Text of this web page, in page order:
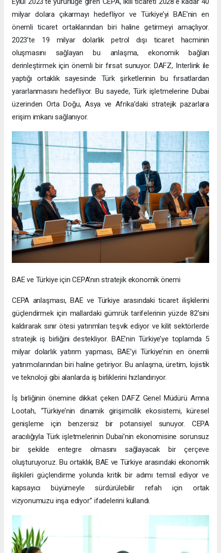
milyar dolara çıkarmayı hedefliyor ve Türkiye’yi BAE’nin en
önemli ticaret ortaklarından biri haline getirmeyi amaçlıyor.
2023’te 19 milyar dolarlık petrol dışı ticaret hacminin
oluşmasını sağlayan bu anlaşma, ekonomik bağları
derinleştirmek için önemli bir fırsat sunuyor. DAFZ, Interlink ile
yaptığı ortaklık sayesinde Türk şirketlerinin bu fırsatlardan
yararlanmasını hedefliyor. Bu sayede, Türk işletmelerine Dubai
üzerinden Orta Doğu, Asya ve Afrika’daki stratejik pazarlara
erişim imkanı sağlanıyor.
BAE ve Türkiye için CEPA’nın stratejik ekonomik önemi
CEPA anlaşması, BAE ve Türkiye arasındaki ticaret ilişkilerini
güçlendirmek için mallardaki gümrük tarifelerinin yüzde 82’sini
kaldırarak sınır ötesi yatırımları teşvik ediyor ve kilit sektörlerde
stratejik iş birliğini destekliyor. BAE’nin Türkiye’ye toplamda 5
milyar dolarlık yatırım yapması, BAE’yi Türkiye’nin en önemli
yatırımcılarından biri haline getiriyor. Bu anlaşma, üretim, lojistik
ve teknoloji gibi alanlarda iş birliklerini hızlandırıyor.
İş birliğinin önemine dikkat çeken DAFZ Genel Müdürü Amna
Lootah, “Türkiye’nin dinamik girişimcilik ekosistemi, küresel
genişleme için benzersiz bir potansiyel sunuyor. CEPA
aracılığıyla Türk işletmelerinin Dubai’nin ekonomisine sorunsuz
bir şekilde entegre olmasını sağlayacak bir çerçeve
oluşturuyoruz. Bu ortaklık, BAE ve Türkiye arasındaki ekonomik
ilişkileri güçlendirme yolunda kritik bir adımı temsil ediyor ve
kapsayıcı büyümeyle sürdürülebilir refah için ortak
vizyonumuzu inşa ediyor.” ifadelerini kullandı.